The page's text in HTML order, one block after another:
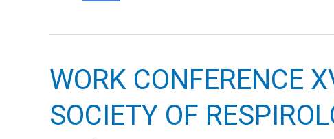
WORK CONFERENCE
SOCIETY OF
WORK
CONFERENCE
XVI